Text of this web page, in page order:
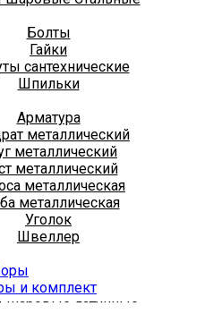
Болты
Гайки
сантехнические
Шпильки
Арматура
металлический
металлический
металлический
металлическая
металлическая
Уголок
Швеллер
и комплект
шаровые латунные